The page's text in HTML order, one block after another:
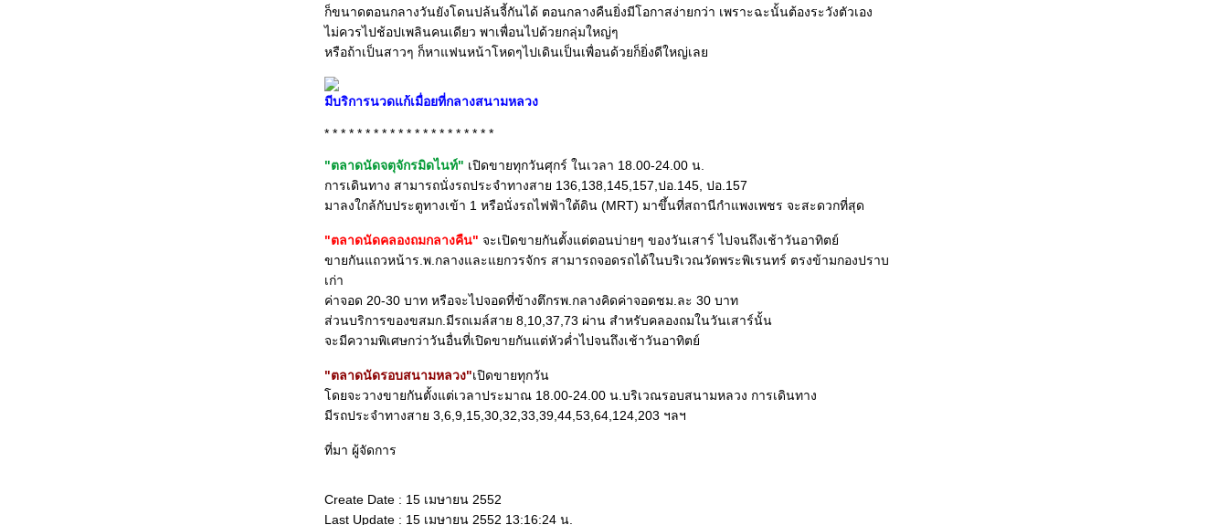
ก็ขนาดตอนกลางวันยังโดนปล้นจี้กันได้ ตอนกลางคืนยิ่งมีโอกาสง่ายกว่า เพราะฉะนั้นต้องระวังตัวเอง
ไม่ควรไปช้อปเพลินคนเดียว พาเพื่อนไปด้วยกลุ่มใหญ่ๆ
หรือถ้าเป็นสาวๆ ก็หาแฟนหน้าโหดๆไปเดินเป็นเพื่อนด้วยก็ยิ่งดีใหญ่เล
มีบริการนวดแก้เมื่อยที่กลางสนามหลวง
* * * * * * * * * * * * * * * * * * * * *
"ตลาดนัดจตุจักรมิดไนท์" เปิดขายทุกวันศุกร์ ในเวลา 18.00-24.00 น.
การเดินทาง สามารถนั่งรถประจำทางสาย 136,138,145,157,ปอ.145, ปอ.157
มาลงใกล้กับประตูทางเข้า 1 หรือนั่งรถไฟฟ้าใต้ดิน (MRT) มาขึ้นที่สถานีกำแพงเพชร จะสะดวกที่สุด
"ตลาดนัดคลองถมกลางคืน" จะเปิดขายกันตั้งแต่ตอนบ่ายๆ ของวันเสาร์ ไปจนถึงเช้าวันอาทิตย์
ขายกันแถวหน้าร.พ.กลางและแยกวรจักร สามารถจอดรถได้ในบริเวณวัดพระพิเรนทร์ ตรงข้ามกองปราบ
เก่า
ค่าจอด 20-30 บาท หรือจะไปจอดที่ข้างตึกรพ.กลางคิดค่าจอดชม.ละ 30 บาท
ส่วนบริการของขสมก.มีรถเมล์สาย 8,10,37,73 ผ่าน สำหรับคลองถมในวันเสาร์นั้น
จะมีความพิเศษกว่าวันอื่นที่เปิดขายกันแต่หัวค่ำไปจนถึงเช้าวันอาทิตย์
"ตลาดนัดรอบสนามหลวง"เปิดขายทุกวัน
ดยจะวางขายกันตั้งแต่เวลาประมาณ 18.00-24.00 น.บริเวณรอบสนามหลวง การเดินทาง
มีรถประจำทางสาย 3,6,9,15,30,32,33,39,44,53,64,124,203 ฯลฯ
ที่มา ผู้จัดการ
Create Date : 15 เมษายน 2552
Last Update : 15 เมษายน 2552 13:16:24 น.